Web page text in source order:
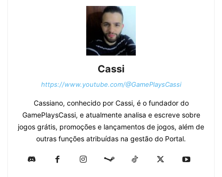
Cassi
https://www.youtube.com/@GamePlaysCassi
Cassiano, conhecido por Cassi, é o fundador do
GamePlaysCassi, e atualmente analisa e escreve sobre
jogos grátis, promoções e lançamentos de jogos, além de
outras funções atribuídas na gestão do Portal.